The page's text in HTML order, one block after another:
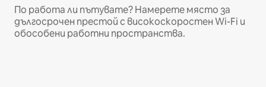
По работа ли пътувате? Намерете място за
дългосрочен престой с високоскоростен Wi-Fi и
обособени работни пространства.